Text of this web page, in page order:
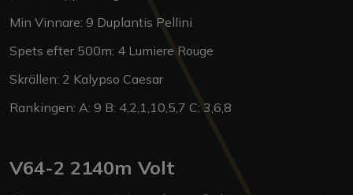
Min Vinnare: 9 Duplantis Pellini
Spets efter 500m: 4 Lumiere Rouge
Skrällen: 2 Kalypso Caesar
Rankingen: A: 9 B: 4,2,1,10,5,7 C: 3,6,8
V64-2 2140m Volt